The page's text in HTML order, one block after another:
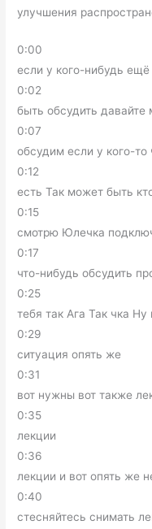
улучшения
0:00
если у кого-нибудь
0:02
быть обсудить
0:07
обсудим если у кого-то
0:12
есть Так может быть
0:15
смотрю Юлечка
0:17
что-нибудь обсудить
0:25
тебя так Ага Так чка Ну
0:29
ситуация опять же
0:31
вот нужны вот также
0:35
лекции
0:36
лекции и вот опять же
0:40
стесняйтесь снимать